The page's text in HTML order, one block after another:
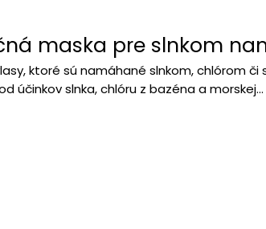
maska pre slnkom
ktoré sú namáhané slnkom, chlórom
účinkov slnka, chlóru z bazéna a morskej...